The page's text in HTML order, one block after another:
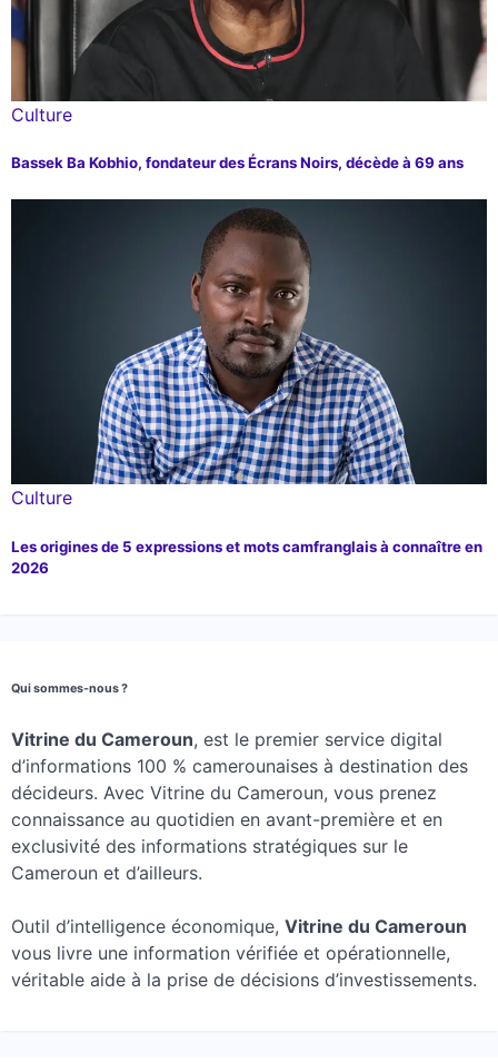
Culture
Bassek Ba Kobhio, fondateur des Écrans Noirs, décède à 69 ans
Culture
Les origines de 5 expressions et mots camfranglais à connaître en
2026
Qui sommes-nous ?
Vitrine du Cameroun, est le premier service digital
d’informations 100 % camerounaises à destination des
décideurs. Avec Vitrine du Cameroun, vous prenez
connaissance au quotidien en avant-première et en
exclusivité des informations stratégiques sur le
Cameroun et d’ailleurs.
Outil d’intelligence économique, Vitrine du Cameroun
vous livre une information vérifiée et opérationnelle,
véritable aide à la prise de décisions d’investissements.